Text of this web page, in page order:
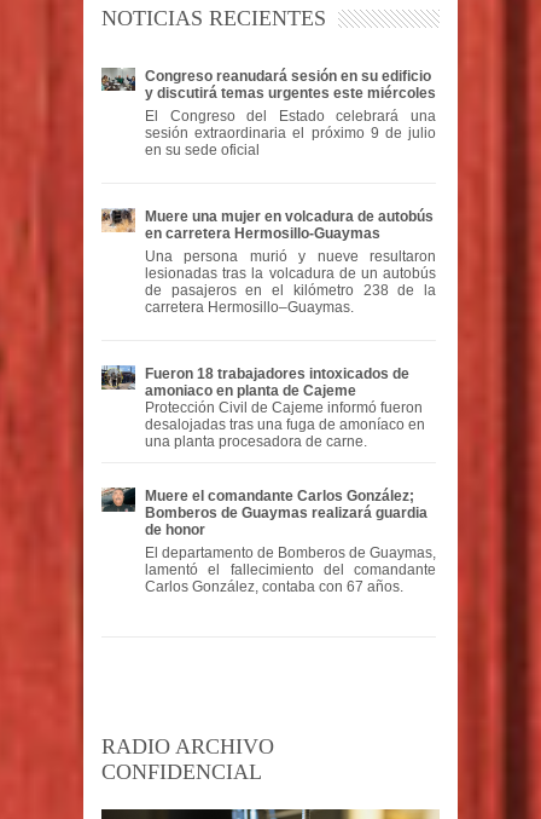
NOTICIAS RECIENTES
Congreso reanudará sesión en su edificio
y discutirá temas urgentes este miércoles
El Congreso del Estado celebrará una
sesión extraordinaria el próximo 9 de julio
en su sede oficial
Muere una mujer en volcadura de autobús
en carretera Hermosillo-Guaymas
Una persona murió y nueve resultaron
lesionadas tras la volcadura de un autobús
de pasajeros en el kilómetro 238 de la
carretera Hermosillo–Guaymas.
Fueron 18 trabajadores intoxicados de
amoniaco en planta de Cajeme
Protección Civil de Cajeme informó fueron
desalojadas tras una fuga de amoníaco en
una planta procesadora de carne.
Muere el comandante Carlos González;
Bomberos de Guaymas realizará guardia
de honor
El departamento de Bomberos de Guaymas,
lamentó el fallecimiento del comandante
Carlos González, contaba con 67 años.
RADIO ARCHIVO
CONFIDENCIAL